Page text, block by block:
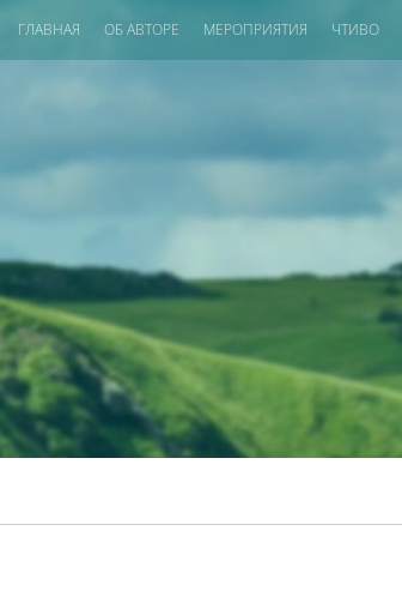
ГЛАВНАЯ ОБ АВТОРЕ МЕРОПРИЯТИЯ ЧТИВО